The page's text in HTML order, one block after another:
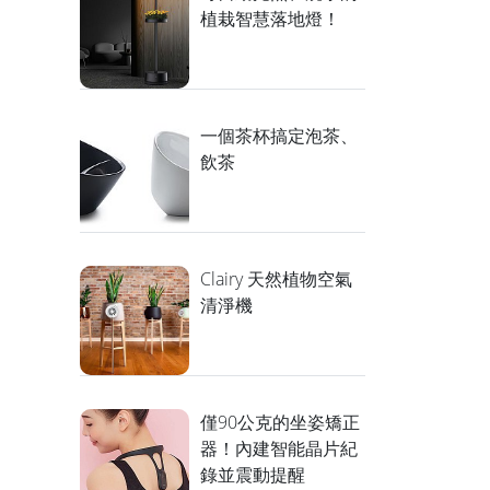
植栽智慧落地燈！
一個茶杯搞定泡茶、
飲茶
Clairy 天然植物空氣
清淨機
僅90公克的坐姿矯正
器！內建智能晶片紀
錄並震動提醒